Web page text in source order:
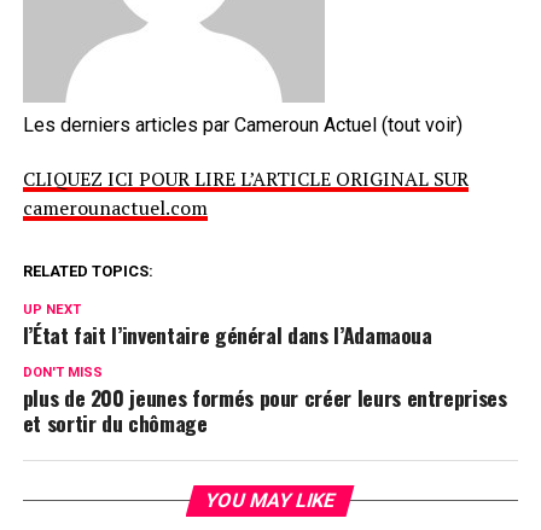
Les derniers articles par Cameroun Actuel (tout voir)
CLIQUEZ ICI POUR LIRE L’ARTICLE ORIGINAL SUR
camerounactuel.com
RELATED TOPICS:
UP NEXT
l’État fait l’inventaire général dans l’Adamaoua
DON'T MISS
plus de 200 jeunes formés pour créer leurs entreprises
et sortir du chômage
YOU MAY LIKE